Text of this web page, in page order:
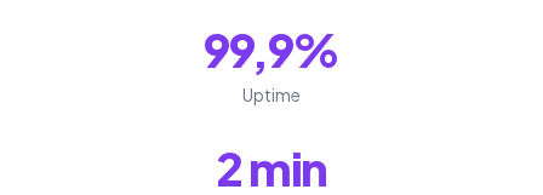
99,9%
Uptime
2 min